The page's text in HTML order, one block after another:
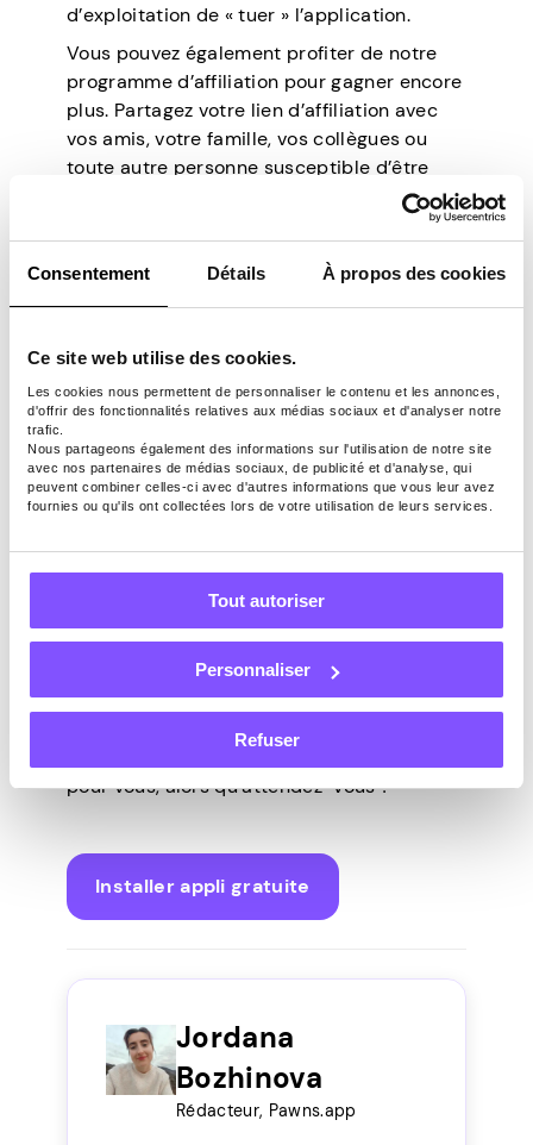
Consentement Détails À propos des cookies
Ce site web utilise des cookies.
Les cookies nous permettent de personnaliser le contenu et les annonces,
d'offrir des fonctionnalités relatives aux médias sociaux et d'analyser notre
trafic.
Nous partageons également des informations sur l'utilisation de notre site
avec nos partenaires de médias sociaux, de publicité et d'analyse, qui
peuvent combiner celles-ci avec d'autres informations que vous leur avez
fournies ou qu'ils ont collectées lors de votre utilisation de leurs services.
Tout autoriser
Personnaliser
Refuser
d’exploitation de « tuer » l’application.
Vous pouvez également profiter de notre
programme d’affiliation pour gagner encore
plus. Partagez votre lien d’affiliation avec
vos amis, votre famille, vos collègues ou
toute autre personne susceptible d’être
intéressée. Lorsqu’une personne s’inscrit
leurs gains, nous vous traiterons avec 10 %
de ce montant.
Enfin, vous pouvez utiliser un nombre
eux se trouve sur un réseau différent avec
t-il? Voici un exemple. Vous pouvez utiliser
votre PC de bureau pour partager la bande
passante de votre réseau domestique. En
même temps, vous pouvez utiliser votre
smartphone Android pour partager vos
données mobiles ! Si vous avez accès à
d’autres réseaux, vous pouvez installer
l’application sur d’autres appareils et
C’est facile, sûr et c’est un excellent moyen
pour vous, alors qu’attendez-vous ?
Installer appli gratuite
Jordana
Bozhinova
Rédacteur, Pawns.app